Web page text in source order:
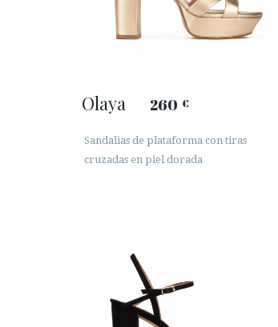
Olaya 260 €
Sandalias de plataforma con tiras
cruzadas en piel dorada